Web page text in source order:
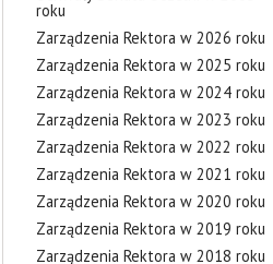
roku
Zarządzenia Rektora w 2026 roku
Zarządzenia Rektora w 2025 roku
Zarządzenia Rektora w 2024 roku
Zarządzenia Rektora w 2023 roku
Zarządzenia Rektora w 2022 roku
Zarządzenia Rektora w 2021 roku
Zarządzenia Rektora w 2020 roku
Zarządzenia Rektora w 2019 roku
Zarządzenia Rektora w 2018 roku